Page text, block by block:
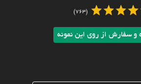
(763)
و سفارش از روی این نمونه